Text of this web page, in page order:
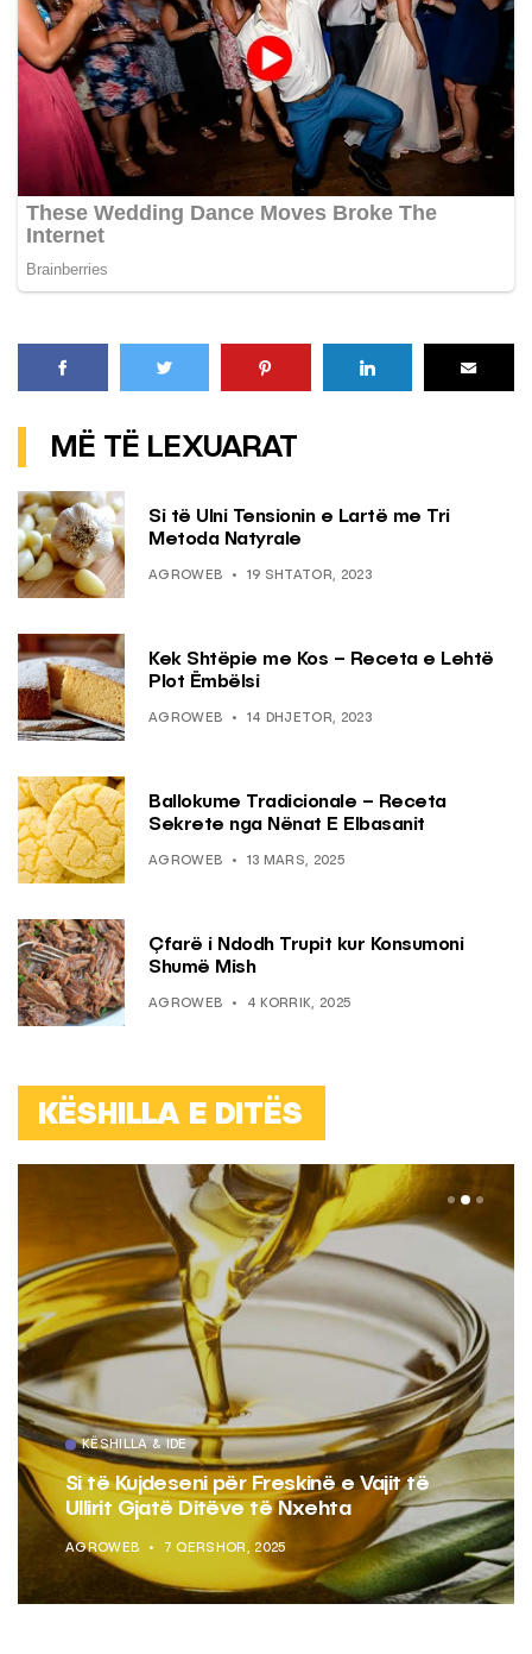
MË TË LEXUARAT
Si të Ulni Tensionin e Lartë me Tri
Metoda Natyrale
AGROWEB 19 SHTATOR, 2023
Kek Shtëpie me Kos – Receta e Lehtë
Plot Ëmbëlsi
AGROWEB 14 DHJETOR, 2023
Ballokume Tradicionale – Receta
Sekrete nga Nënat E Elbasanit
AGROWEB 13 MARS, 2025
Çfarë i Ndodh Trupit kur Konsumoni
Shumë Mish
AGROWEB 4 KORRIK, 2025
KËSHILLA E DITËS
KËSHILLA & IDE
Si të Kujdeseni për Freskinë e Vajit të
Ullirit Gjatë Ditëve të Nxehta
AGROWEB 7 QERSHOR, 2025